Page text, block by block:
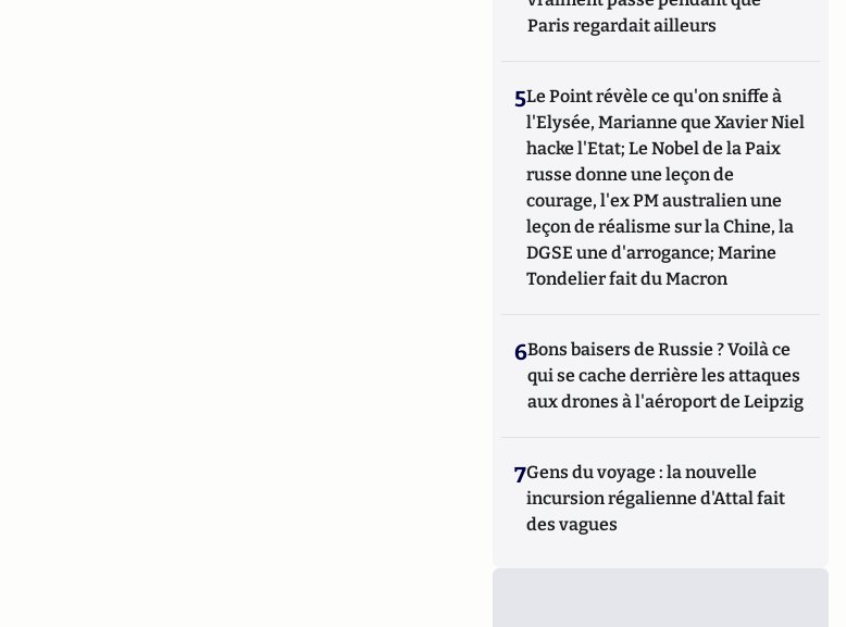
Paris regardait ailleurs
5Le Point révèle ce qu'on sniffe à
l'Elysée, Marianne que Xavier Niel
hacke l'Etat; Le Nobel de la Paix
russe donne une leçon de
courage, l'ex PM australien une
leçon de réalisme sur la Chine, la
DGSE une d'arrogance; Marine
Tondelier fait du Macron
6Bons baisers de Russie ? Voilà ce
qui se cache derrière les attaques
aux drones à l'aéroport de Leipzig
7Gens du voyage : la nouvelle
incursion régalienne d'Attal fait
des vagues